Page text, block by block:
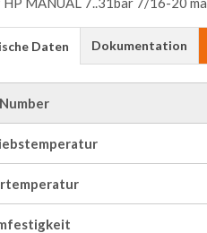
Daten Dokumentation